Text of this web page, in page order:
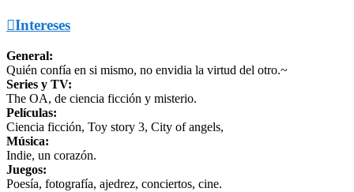
Intereses
General:
Quién confía en si mismo, no envidia la virtud del otro.~
Series y TV:
The OA, de ciencia ficción y misterio.
Películas:
Ciencia ficción, Toy story 3, City of angels,
Música:
Indie, un corazón.
Juegos:
Poesía, fotografía, ajedrez, conciertos, cine.